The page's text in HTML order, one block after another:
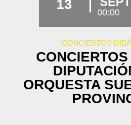
13
00:00
CONCIERTOS
ORQUESTA